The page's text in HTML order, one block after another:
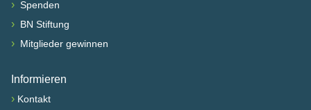
› Spenden
› BN Stiftung
› Mitglieder gewinnen
Informieren
› Kontakt